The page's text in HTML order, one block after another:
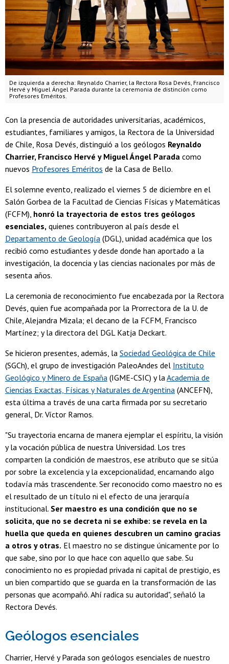
De izquierda a derecha: Reynaldo Charrier, la Rectora Rosa Devés, Francisco
Hervé y Miguel Ángel Parada durante la ceremonia de distinción como
Profesores Eméritos.
Con la presencia de autoridades universitarias, académicos,
estudiantes, familiares y amigos, la Rectora de la Universidad
de Chile, Rosa Devés, distinguió a los geólogos Reynaldo
Charrier, Francisco Hervé y Miguel Ángel Parada como
nuevos Profesores Eméritos de la Casa de Bello.
El solemne evento, realizado el viernes 5 de diciembre en el
Salón Gorbea de la Facultad de Ciencias Físicas y Matemáticas
(FCFM), honró la trayectoria de estos tres geólogos
esenciales, quienes contribuyeron al país desde el
Departamento de Geología (DGL), unidad académica que los
recibió como estudiantes y desde donde han aportado a la
investigación, la docencia y las ciencias nacionales por más de
sesenta años.
La ceremonia de reconocimiento fue encabezada por la Rectora
Devés, quien fue acompañada por la Prorrectora de la U. de
Chile, Alejandra Mizala; el decano de la FCFM, Francisco
Martínez; y la directora del DGL Katja Deckart.
Se hicieron presentes, además, la Sociedad Geológica de Chile
(SGCh), el grupo de investigación PaleoAndes del Instituto
Geológico y Minero de España (IGME-CSIC) y laAcademia de
Ciencias Exactas, Físicas y Naturales de Argentina (ANCEFN),
esta última a través de una carta firmada por su secretario
general, Dr. Víctor Ramos.
"Su trayectoria encarna de manera ejemplar el espíritu, la visión
y la vocación pública de nuestra Universidad. Los tres
comparten la condición de maestros, ese atributo que se sitúa
por sobre la excelencia y la excepcionalidad, encarnando algo
todavía más trascendente. Ser reconocido como maestro no es
el resultado de un título ni el efecto de una jerarquía
institucional. Ser maestro es una condición que no se
solicita, que no se decreta ni se exhibe: se revela en la
huella que queda en quienes descubren un camino gracias
a otros y otras. El maestro no se distingue únicamente por lo
que sabe, sino por lo que hace con aquello que sabe. Su
conocimiento no es propiedad privada ni capital de prestigio, es
un bien compartido que se guarda en la transformación de las
personas que acompañó. Ahí radica su autoridad", señaló la
Rectora Devés.
Geólogos esenciales
Charrier, Hervé y Parada son geólogos esenciales de nuestro